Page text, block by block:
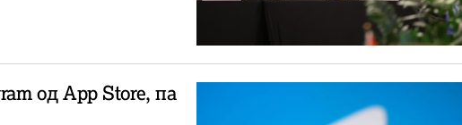
од App Store, па